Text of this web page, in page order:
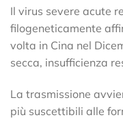
Il virus severe acute
filogeneticamente
volta in Cina nel
secca, insufficienza
La trasmissione
più suscettibili alle